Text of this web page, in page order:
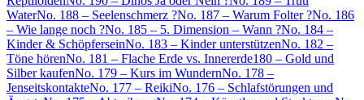
WaterNo. 188 – Seelenschmerz ?No. 187 – Warum Folter ?No. 186
– Wie lange noch ?No. 185 – 5. Dimension – Wann ?No. 184 –
Kinder & SchöpferseinNo. 183 – Kinder unterstützenNo. 182 –
Töne hörenNo. 181 – Flache Erde vs. Innererde180 – Gold und
Silber kaufenNo. 179 – Kurs im WundernNo. 178 –
JenseitskontakteNo. 177 – ReikiNo. 176 – Schlafstörungen und